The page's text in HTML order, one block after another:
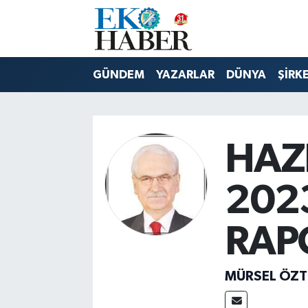
GÜNDEM YAZARLAR DÜNYA
MÜRSEL
Hava Durumu
Tüm Manşetler
Son Dakika Haberleri